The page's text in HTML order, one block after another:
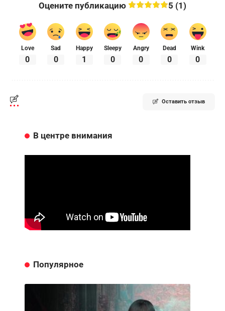
Оцените публикацию 5 (1)
Love
0
Sad
0
Happy
1
Sleepy
0
Angry
0
Dead
0
Wink
0
Оставить отзыв
В центре внимания
Популярное